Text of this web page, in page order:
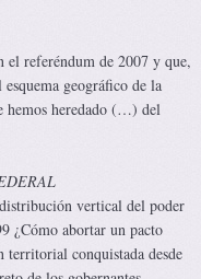
el referéndum de 2007 y que,
geográfico de la
hemos heredado (…) del
vertical del poder
¿Cómo abortar un pacto
territorial conquistada desde